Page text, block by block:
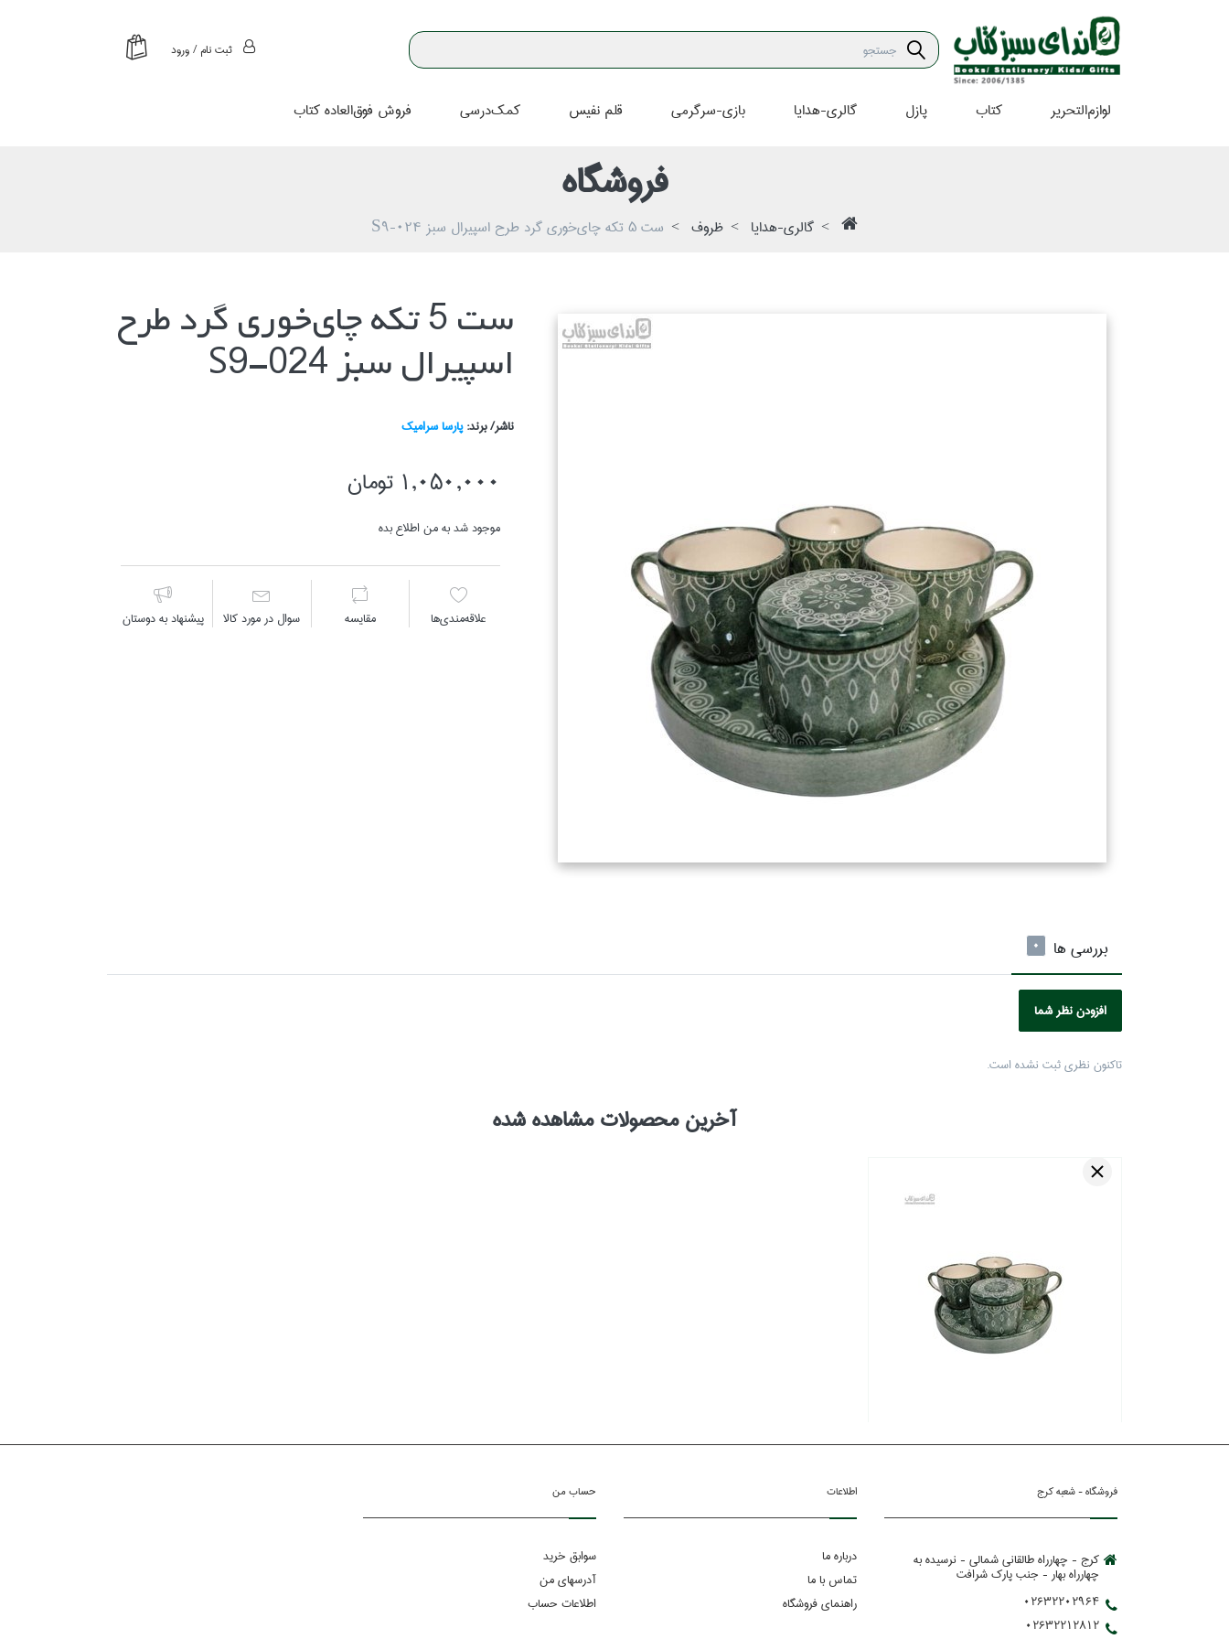
ثبت نام / ورود
لوازم‌التحرير كتاب پازل گالري-هدايا بازي-سرگرمي قلم نفيس كمك‌درسي فروش فوق‌العاده كتاب
فروشگاه
گالري-هدايا ظروف ست 5 تكه چاي‌خوري گرد طرح اسپيرال سبز S9-024
ست 5 تكه چاي‌خوري گرد طرح
اسپيرال سبز S9-024
ناشر/ برند: پارسا سراميك
1,050,000 تومان
موجود شد به من اطلاع بده
علاقه‌مندي‌ها مقايسه سوال در مورد كالا پیشنهاد به دوستان
بررسی ها 0
افزودن نظر شما
تاكنون نظري ثبت نشده است.
آخرین محصولات مشاهده شده
فروشگاه - شعبه کرج
کرج - چهارراه طالقانی شمالی - نرسیده به
چهارراه بهار - جنب پارك شرافت
02632202964
02632212812
اطلاعات
درباره ما
تماس با ما
راهنمای فروشگاه
حساب من
سوابق خرید
آدرسهای من
اطلاعات حساب